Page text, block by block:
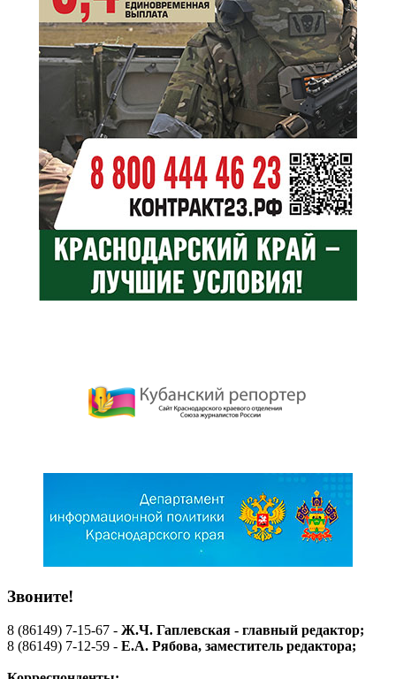
Звоните!
8 (86149) 7-15-67 - Ж.Ч. Гаплевская - главный редактор;
8 (86149) 7-12-59 - Е.А. Рябова, заместитель редактора;